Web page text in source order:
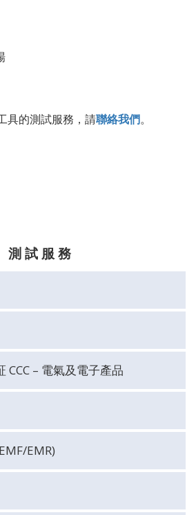
具的測試服務， 請聯絡我們。
測 試 服 務
CCC – 電氣及電子產品
EMR)